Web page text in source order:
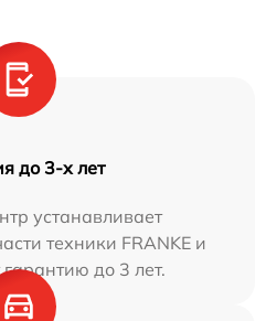
до 3-х лет
устанавливает
техники FRANKE и
до 3 лет.